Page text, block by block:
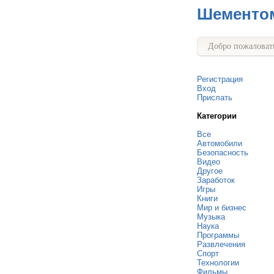
Добро
Регистрация
Вход
Прислать
Категории
Все
Автомобили
Безопасность
Видео
Другое
Заработок
Игры
Книги
Мир и бизнес
Музыка
Наука
Программы
Развлечения
Спорт
Технологии
Фильмы